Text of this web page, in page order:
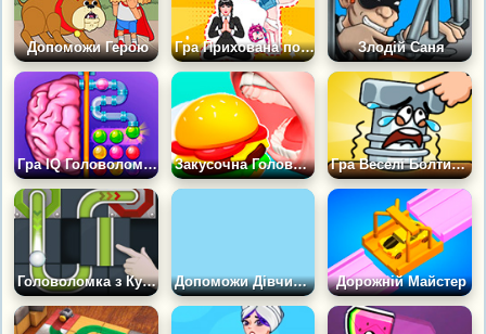
Допоможи Герою Гра Прихована поза: Хитрий Пазл Злодій Саня
Гра IQ Головоломка: Прокачай Мозок Закусочна Головоломка Гра Веселі Болтики: Пригода Починається
Головоломка з Кулькою Допоможи Дівчині Врятувати Принца Дорожній Майстер